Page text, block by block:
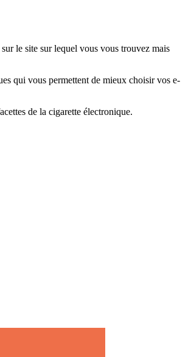
le site sur lequel vous vous trouvez mais
qui vous permettent de mieux choisir vos e-
de la cigarette électronique.